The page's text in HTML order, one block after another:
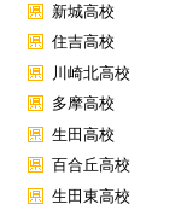
新城高校
住吉高校
川崎北高校
多摩高校
生田高校
百合丘高校
生田東高校